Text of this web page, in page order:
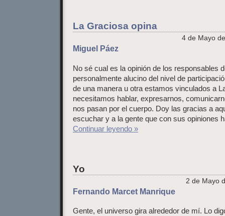
La Graciosa opina
4 de Mayo
Miguel Páez
No sé cual es la opinión de los responsables
personalmente alucino del nivel de
de una manera u otra estamos vinculados a
necesitamos hablar, expresarnos,
nos pasan por el cuerpo. Doy las gracias a
escuchar y a la gente que con sus opiniones
Continuar leyendo »
Yo
2 de Mayo
Fernando Marcet Manrique
Gente, el universo gira alrededor de mí. Lo